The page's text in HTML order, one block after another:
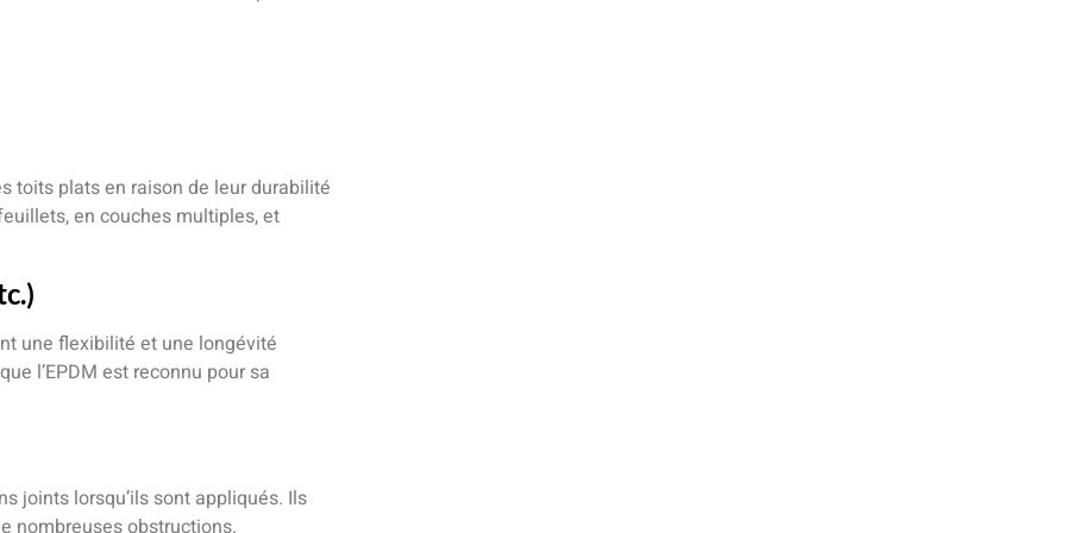
toits plats en raison de leur durabilité
en couches multiples, et
une flexibilité et une longévité
l’EPDM est reconnu pour sa
joints lorsqu’ils sont appliqués. Ils
nombreuses obstructions.